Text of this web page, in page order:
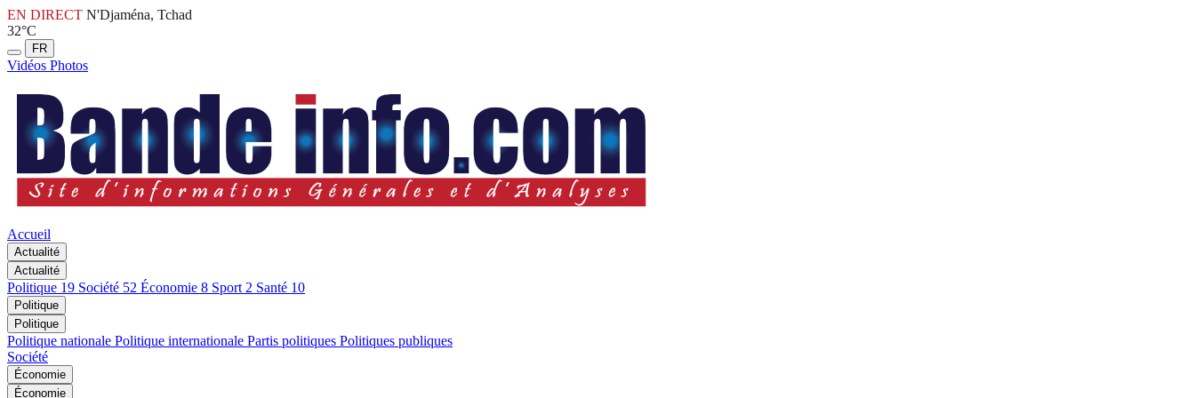
EN DIRECT N'Djaména, Tchad
32°C
FR
Vidéos Photos
Accueil
Actualité
Actualité
Politique 19 Société 52 Économie 8 Sport 2 Santé 10
Politique
Politique
Politique nationale Politique internationale Partis politiques Politiques publiques
Société
Économie
Économie